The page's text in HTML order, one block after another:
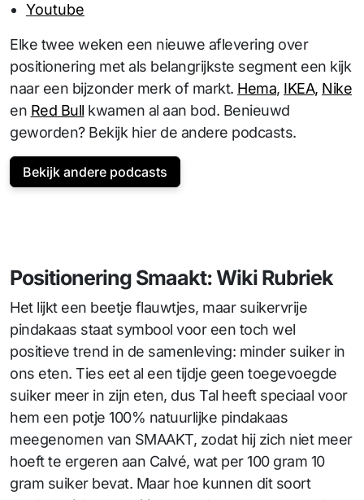
Youtube
Elke twee weken een nieuwe aflevering over
positionering met als belangrijkste segment een kijk
naar een bijzonder merk of markt. Hema, IKEA, Nike
en Red Bull kwamen al aan bod. Benieuwd
geworden? Bekijk hier de andere podcasts.
Bekijk andere podcasts
Positionering Smaakt: Wiki Rubriek
Het lijkt een beetje flauwtjes, maar suikervrije
pindakaas staat symbool voor een toch wel
positieve trend in de samenleving: minder suiker in
ons eten. Ties eet al een tijdje geen toegevoegde
suiker meer in zijn eten, dus Tal heeft speciaal voor
hem een potje 100% natuurlijke pindakaas
meegenomen van SMAAKT, zodat hij zich niet meer
hoeft te ergeren aan Calvé, wat per 100 gram 10
gram suiker bevat. Maar hoe kunnen dit soort